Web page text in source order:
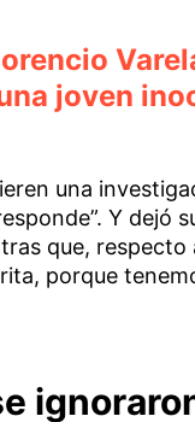
joven
una
Y dejó
que,
porque